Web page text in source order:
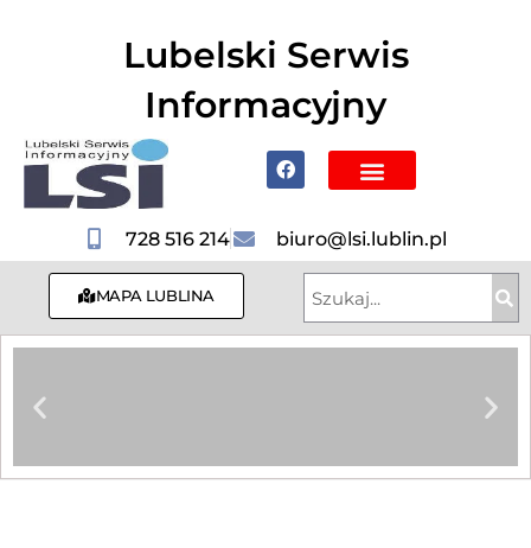
Lubelski Serwis
Informacyjny
728 516 214 biuro@lsi.lublin.pl
MAPA LUBLINA